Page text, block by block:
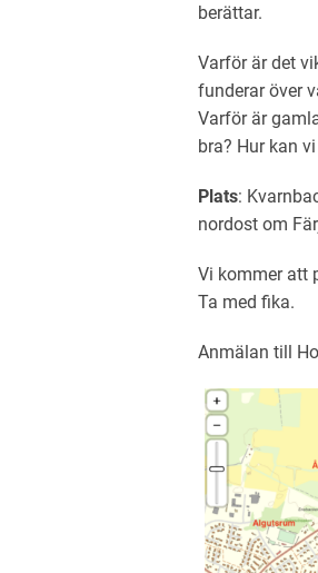
berättar.
Varför är det
funderar över
Varför är
bra? Hur kan
Plats:
nordost om
Vi kommer att
Ta med fika.
Anmälan till